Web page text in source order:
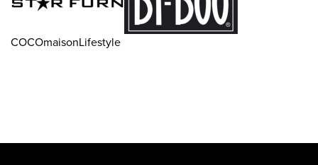
COCOmaisonLifestyle